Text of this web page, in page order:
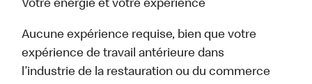
Votre énergie et votre expérience
Aucune expérience requise, bien que votre
expérience de travail antérieure dans
l’industrie de la restauration ou du commerce